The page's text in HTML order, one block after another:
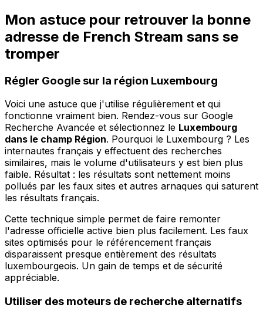
Mon astuce pour retrouver la bonne
adresse de French Stream sans se
tromper
Régler Google sur la région Luxembourg
Voici une astuce que j'utilise régulièrement et qui
fonctionne vraiment bien. Rendez-vous sur Google
Recherche Avancée et sélectionnez le Luxembourg
dans le champ Région. Pourquoi le Luxembourg ? Les
internautes français y effectuent des recherches
similaires, mais le volume d'utilisateurs y est bien plus
faible. Résultat : les résultats sont nettement moins
pollués par les faux sites et autres arnaques qui saturent
les résultats français.
Cette technique simple permet de faire remonter
l'adresse officielle active bien plus facilement. Les faux
sites optimisés pour le référencement français
disparaissent presque entièrement des résultats
luxembourgeois. Un gain de temps et de sécurité
appréciable.
Utiliser des moteurs de recherche alternatifs